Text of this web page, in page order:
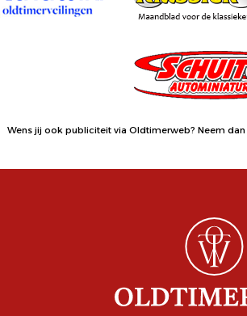
Wens jij ook publiciteit via Oldtimerweb? Neem